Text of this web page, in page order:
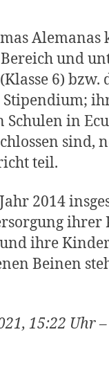
und
6)
Schulen in
sind,
teil.
2014
ihre
Beinen
15:22 Uhr